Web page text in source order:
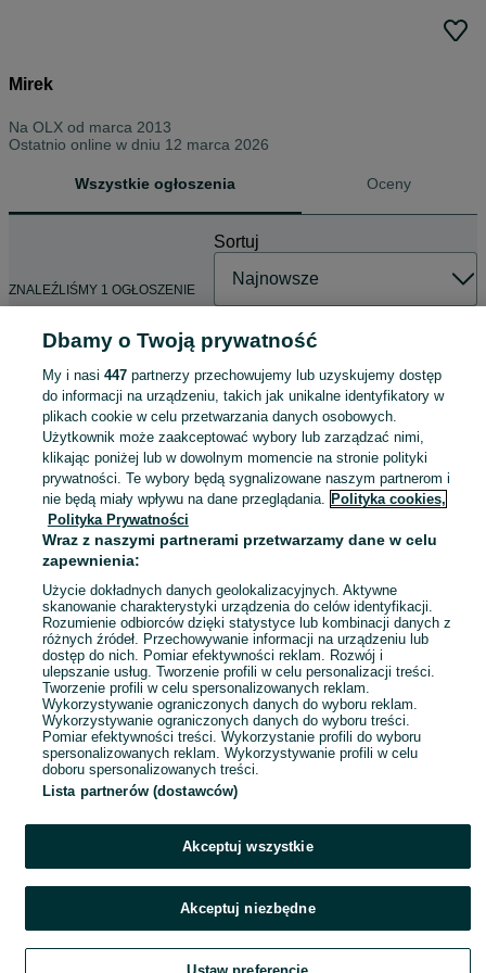
Mirek
Na OLX od marca 2013
Ostatnio online w dniu 12 marca 2026
Wszystkie ogłoszenia Oceny
ZNALEŹLIŚMY 1 OGŁOSZENIE
Sortuj
Kwiaty, dekoracje ślubne
1 500 zł
1 550 zł z Pakietem Ochronnym
Rzeszów
04 sierpnia 2026
Dbamy o Twoją prywatność
My i nasi 447partnerzy przechowujemy lub uzyskujemy dostęp
do informacji na urządzeniu, takich jak unikalne identyfikatory w
plikach cookie w celu przetwarzania danych osobowych.
Użytkownik może zaakceptować wybory lub zarządzać nimi,
klikając poniżej lub w dowolnym momencie na stronie polityki
prywatności. Te wybory będą sygnalizowane naszym partnerom i
nie będą miały wpływu na dane przeglądania. Polityka cookies,
Polityka Prywatności
Wraz z naszymi partnerami przetwarzamy dane w celu
zapewnienia:
Użycie dokładnych danych geolokalizacyjnych. Aktywne
skanowanie charakterystyki urządzenia do celów identyfikacji.
Rozumienie odbiorców dzięki statystyce lub kombinacji danych z
różnych źródeł. Przechowywanie informacji na urządzeniu lub
dostęp do nich. Pomiar efektywności reklam. Rozwój i
ulepszanie usług. Tworzenie profili w celu personalizacji treści.
Tworzenie profili w celu spersonalizowanych reklam.
Wykorzystywanie ograniczonych danych do wyboru reklam.
Wykorzystywanie ograniczonych danych do wyboru treści.
Pomiar efektywności treści. Wykorzystanie profili do wyboru
spersonalizowanych reklam. Wykorzystywanie profili w celu
doboru spersonalizowanych treści.
Lista partnerów (dostawców)
Akceptuj wszystkie
Akceptuj niezbędne